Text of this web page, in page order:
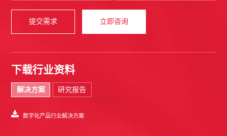
提交需求 立即咨询
下载行业资料
解决方案 研究报告
数字化产品行业解决方案